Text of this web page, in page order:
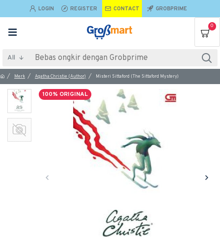
LOGIN REGISTER CONTACT GROBPRIME
0
All
Merk Agatha Christie (Author) Misteri Sittaford (The Sittaford Mystery)
100% ORIGINAL